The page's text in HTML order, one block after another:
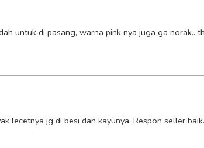
untuk di pasang, warna pink nya juga ga norak..
lecetnya jg di besi dan kayunya. Respon seller